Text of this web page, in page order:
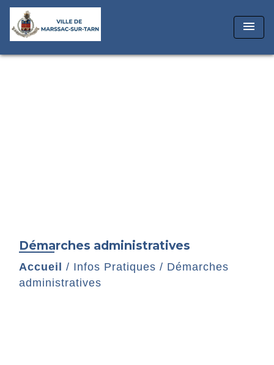
menu
Démarches administratives
Accueil / Infos Pratiques / Démarches
administratives